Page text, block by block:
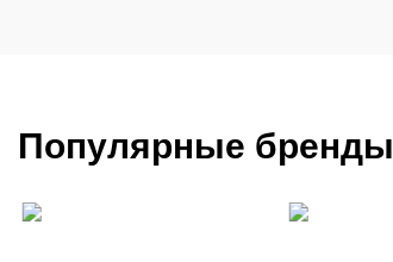
Популярные бренды